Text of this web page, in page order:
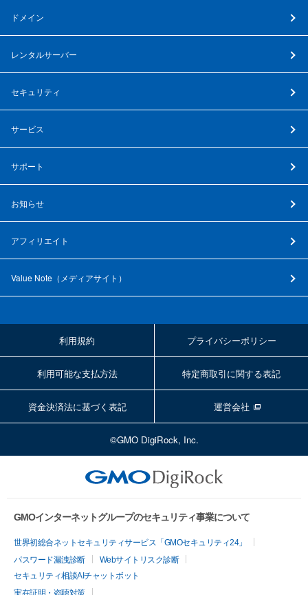
ドメイン
レンタルサーバー
セキュリティ
サービス
サポート
お知らせ
アフィリエイト
Value Note（ メディアサイト ）
利用規約 プライバシーポリシー
利用可能な支払方法 特定商取引に関する表記
資金決済法に基づく表記 運営会社
©GMO DigiRock, Inc.
GMOインターネットグループのセキュリティ事業について
世界初総合ネットセキュリティサービス「GMOセキュリティ24」
パスワード漏洩診断
Webサイトリスク診断
セキュリティ相談AIチャットボット
実在証明・盗聴対策